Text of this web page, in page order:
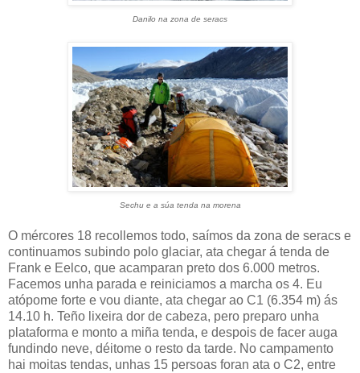
Danilo na zona de seracs
Sechu e a súa tenda na morena
O mércores 18 recollemos todo, saímos da zona de seracs e
continuamos subindo polo glaciar, ata chegar á tenda de
Frank e Eelco, que acamparan preto dos 6.000 metros.
Facemos unha parada e reiniciamos a marcha os 4. Eu
atópome forte e vou diante, ata chegar ao C1 (6.354 m) ás
14.10 h. Teño lixeira dor de cabeza, pero preparo unha
plataforma e monto a miña tenda, e despois de facer auga
fundindo neve, déitome o resto da tarde. No campamento
hai moitas tendas, unhas 15 persoas foran ata o C2, entre